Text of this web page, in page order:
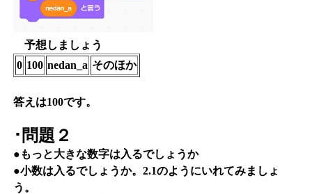
予想しましょう
0 100 nedan_a そのほか
答えは100です。
･問題２
●もっと大きな数字は入るでしょうか
●小数は入るでしょうか。2.1のようにいれてみましょ
う。